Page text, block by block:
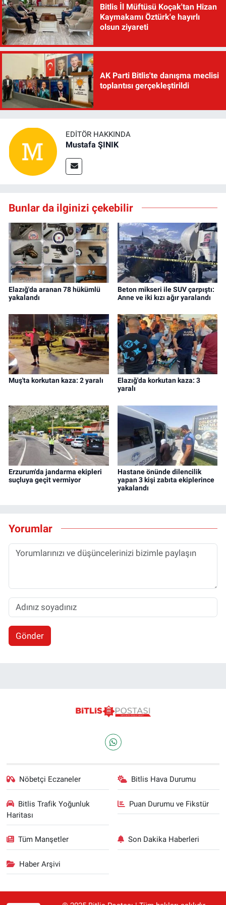
Bitlis İl Müftüsü Koçak'tan Hizan
Kaymakamı Öztürk'e hayırlı
olsun ziyareti
AK Parti Bitlis'te danışma meclisi
toplantısı gerçekleştirildi
EDITÖR HAKKINDA
Mustafa ŞINIK
Bunlar da ilginizi çekebilir
Elazığ'da aranan 78 hükümlü
yakalandı
Beton mikseri ile SUV çarpıştı:
Anne ve iki kızı ağır yaralandı
Muş'ta korkutan kaza: 2 yaralı
Elazığ'da korkutan kaza: 3
yaralı
Erzurum'da jandarma ekipleri
suçluya geçit vermiyor
Hastane önünde dilencilik
yapan 3 kişi zabıta ekiplerince
yakalandı
Yorumlar
Gönder
Nöbetçi Eczaneler Bitlis Hava Durumu
Bitlis Trafik Yoğunluk
Haritası
Puan Durumu ve Fikstür
Tüm Manşetler Son Dakika Haberleri
Haber Arşivi